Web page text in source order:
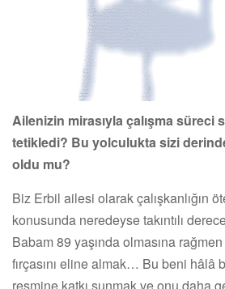
Ailenizin mirasıyla çalışma süreci
tetikledi? Bu yolculukta sizi
oldu mu?
Biz Erbil ailesi olarak çalışkanlığın
konusunda neredeyse takıntılı
Babam 89 yaşında olmasına
fırçasını eline almak… Bu beni hâlâ
resmine katkı sunmak ve onu daha